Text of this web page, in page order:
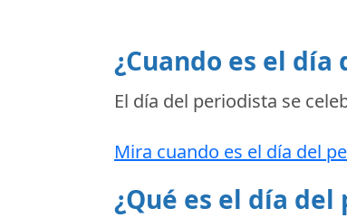
¿Cuando es el
El día del periodista se
Mira cuando es el día del
¿Qué es el día